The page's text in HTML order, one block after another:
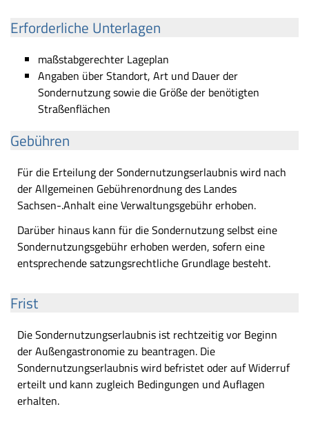
Erforderliche Unterlagen
maßstabgerechter Lageplan
Angaben über Standort, Art und Dauer der
Sondernutzung sowie die Größe der benötigten
Straßenflächen
Gebühren
Für die Erteilung der Sondernutzungserlaubnis wird nach
der Allgemeinen Gebührenordnung des Landes
Sachsen-.Anhalt eine Verwaltungsgebühr erhoben.
Darüber hinaus kann für die Sondernutzung selbst eine
Sondernutzungsgebühr erhoben werden, sofern eine
entsprechende satzungsrechtliche Grundlage besteht.
Frist
Die Sondernutzungserlaubnis ist rechtzeitig vor Beginn
der Außengastronomie zu beantragen. Die
Sondernutzungserlaubnis wird befristet oder auf Widerruf
erteilt und kann zugleich Bedingungen und Auflagen
erhalten.